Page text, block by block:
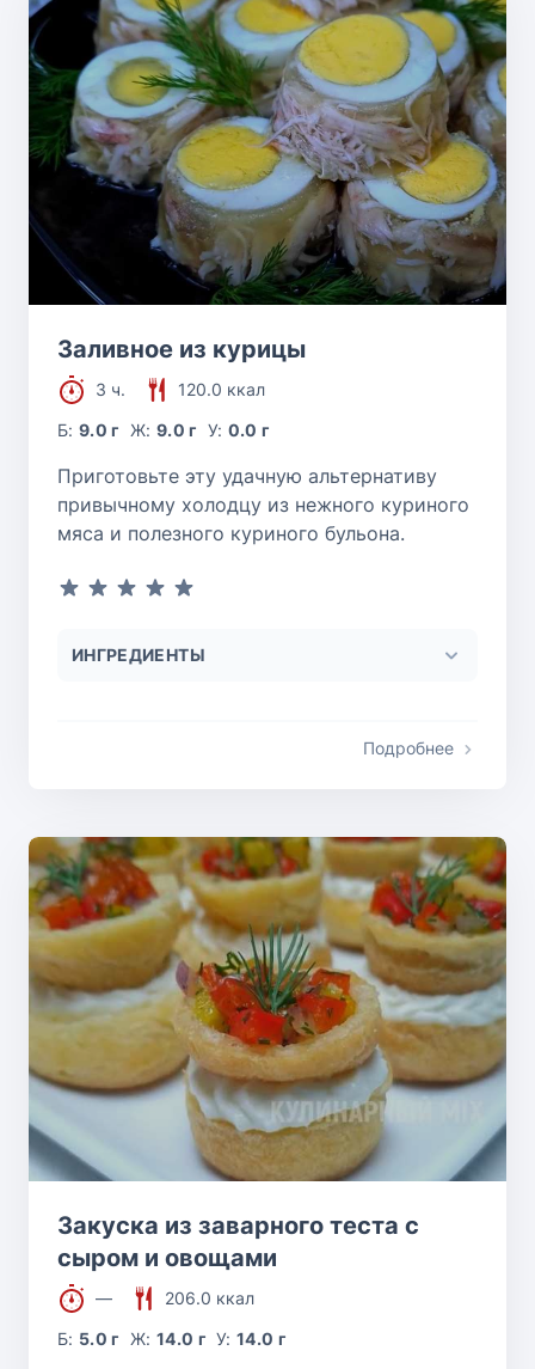
Заливное из курицы
3 ч.
120.0 ккал
Б:9.0 г Ж: 9.0 г У: 0.0 г
Приготовьте эту удачную альтернативу
привычному холодцу из нежного куриного
мяса и полезного куриного бульона.
ИНГРЕДИЕНТЫ
Подробнее
Закуска из заварного теста с
сыром и овощами
—
206.0 ккал
Б: 5.0 г Ж: 14.0 г У:14.0 г